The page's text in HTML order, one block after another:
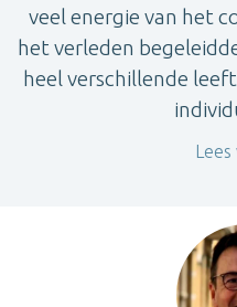
veel energie van het
het verleden
heel verschillende